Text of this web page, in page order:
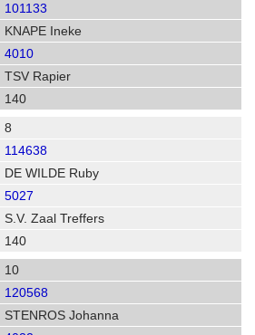
101133
KNAPE Ineke
4010
TSV Rapier
140
8
114638
DE WILDE Ruby
5027
S.V. Zaal Treffers
140
10
120568
STENROS Johanna